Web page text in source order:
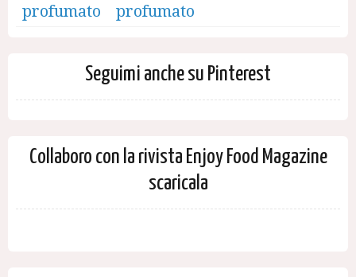
profumato
Seguimi anche su Pinterest
Collaboro con la rivista Enjoy Food Magazine
scaricala